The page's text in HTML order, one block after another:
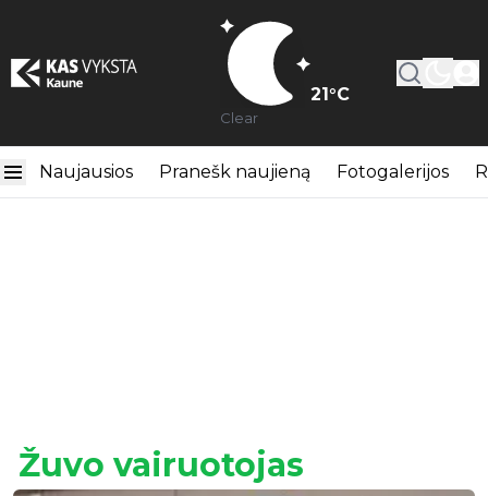
21°C
Clear
Naujausios Pranešk naujieną Fotogalerijos
Žuvo vairuotojas